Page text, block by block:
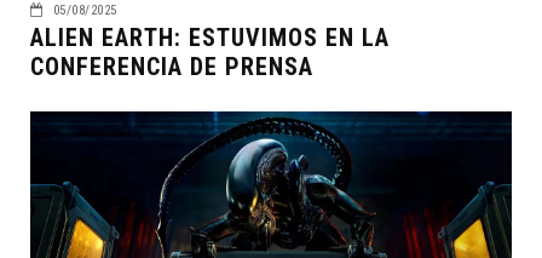
05/08/2025
ALIEN EARTH: ESTUVIMOS EN LA
CONFERENCIA DE PRENSA